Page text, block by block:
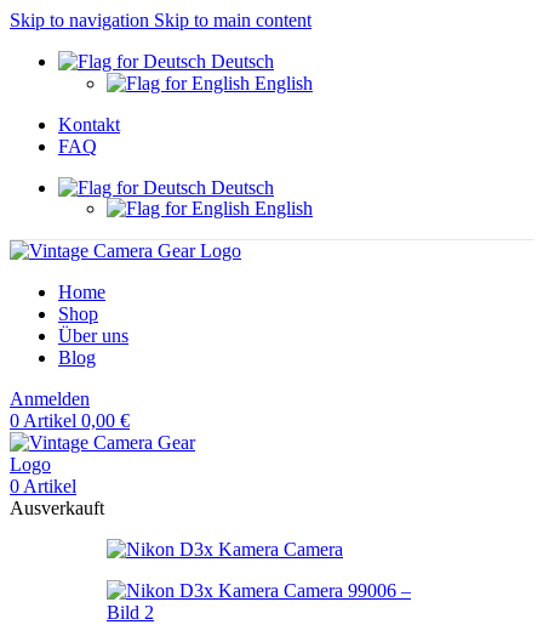
Skip to navigation Skip to main content
Deutsch
English
Kontakt
FAQ
Deutsch
English
Home
Shop
Über uns
Blog
Anmelden
0 Artikel 0,00 €
0 Artikel
Ausverkauft